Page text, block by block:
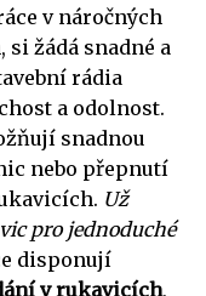
v náročných
žádá snadné a
rádia
a odolnost.
snadnou
nebo přepnutí
Už
pro jednoduché
disponují
v rukavicích,